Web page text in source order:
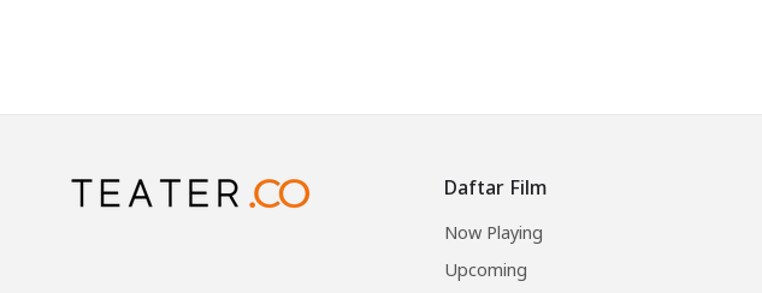
Daftar Film
Now Playing
Upcoming